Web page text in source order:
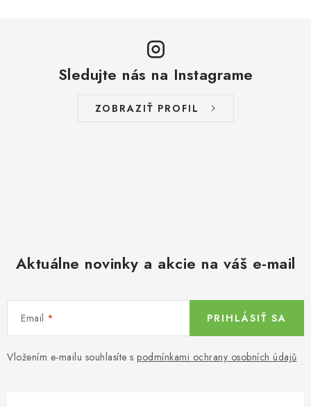
Sledujte nás na Instagrame
ZOBRAZIŤ PROFIL
Aktuálne novinky a akcie na váš e-mail
Email
Vložením e-mailu souhlasíte s podmínkami ochrany osobních údajů
PRIHLÁSIŤ SA